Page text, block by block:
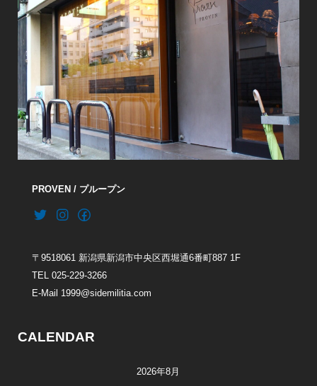
PROVEN / プループン
〒9518061 新潟県新潟市中央区西堀通6番町887 1F
TEL 025-229-3266
E-Mail 1999@sidemilitia.com
CALENDAR
2026年8月